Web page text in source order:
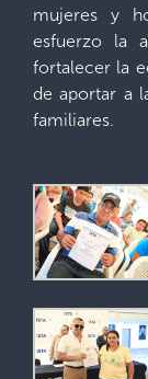
mujeres y
esfuerzo la
fortalecer la
de aportar a
familiares.